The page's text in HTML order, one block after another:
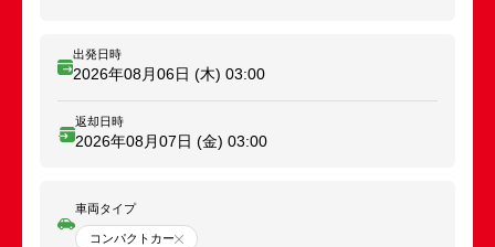
出発日時
2026年08月06日 (木) 03:00
返却日時
2026年08月07日 (金) 03:00
車両タイプ
コンパクトカー